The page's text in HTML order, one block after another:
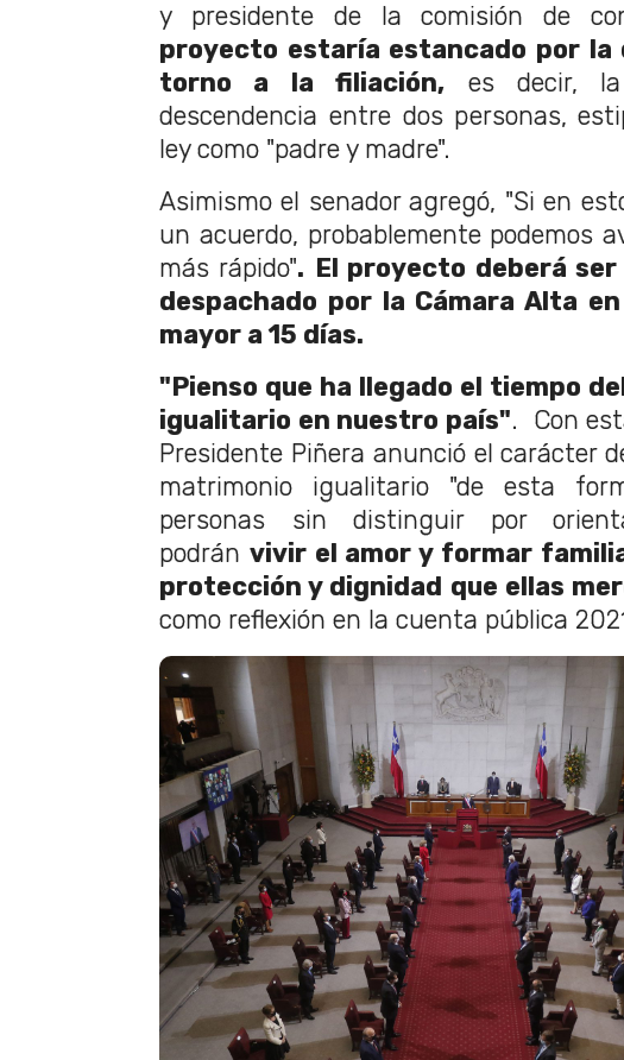
y presidente de la comisión de
proyecto estaría estancado por la
torno a la filiación, es decir,
descendencia entre dos personas,
ley como "padre y madre".
Asimismo el senador agregó, "Si en
un acuerdo, probablemente podemos
más rápido". El proyecto deberá
despachado por la Cámara Alta
mayor a 15 días.
"Pienso que ha llegado el tiempo
igualitario en nuestro país". Con
Presidente Piñera anunció el carácter
matrimonio igualitario "de esta
personas sin distinguir por
podrán vivir el amor y formar
protección y dignidad que ellas
como reflexión en la cuenta pública